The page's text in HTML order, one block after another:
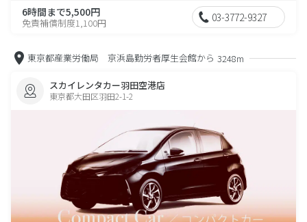
6時間まで5,500円
免責補償制度1,100円 03-3772-9327
東京都産業労働局 京浜島勤労者厚生会館から 3248m
スカイレンタカー羽田空港店
東京都大田区羽田2-1-2